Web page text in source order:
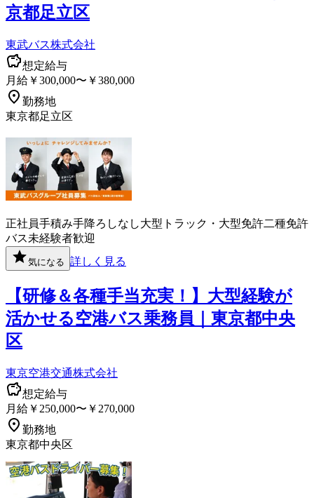
京都足立区
東武バス株式会社
想定給与
月給￥300,000〜￥380,000
勤務地
東京都足立区
正社員手積み手降ろしなし大型トラック・大型免許二種免許
バス未経験者歓迎
気になる 詳しく見る
【研修＆各種手当充実！】大型経験が
活かせる空港バス乗務員｜東京都中央
区
東京空港交通株式会社
想定給与
月給￥250,000〜￥270,000
勤務地
東京都中央区